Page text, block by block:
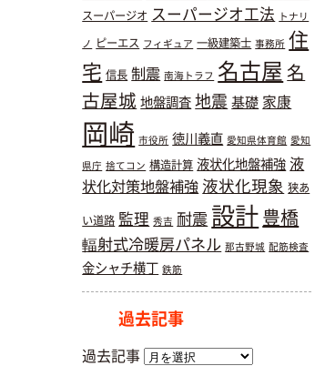
スーパージオ スーパージオ工法 トナリ
ノ ピーエス フィギュア 一級建築士 事務所 住
宅 信長 制震 南海トラフ 名古屋 名
古屋城 地盤調査地震 基礎 家康
岡崎 市役所 徳川義直 愛知県体育館 愛知
県庁 捨てコン 構造計算 液状化地盤補強 液
状化対策地盤補強 液状化現象 狭あ
い道路 監理 秀吉 耐震設計豊橋
輻射式冷暖房パネル 那古野城 配筋検査
金シャチ横丁 鉄筋
過去記事
過去記事